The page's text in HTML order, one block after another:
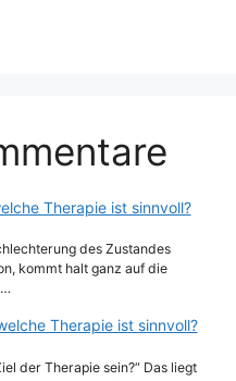
Therapie ist sinnvoll?
des Zustandes
kommt halt ganz auf die
Therapie ist sinnvoll?
der Therapie sein?“ Das liegt